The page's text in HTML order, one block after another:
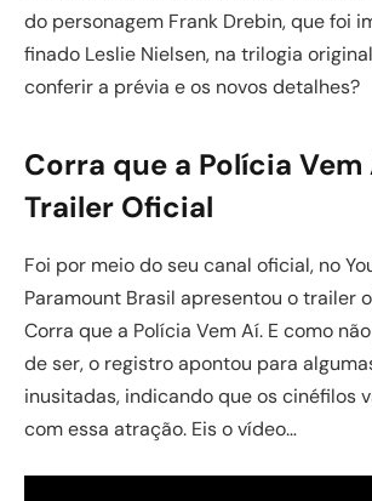
do personagem Frank Drebin, que foi
finado Leslie Nielsen, na trilogia
conferir a prévia e os novos detalhes?
Corra que a Polícia Vem
Trailer Oficial
Foi por meio do seu canal oficial, no
Paramount Brasil apresentou o trailer
Corra que a Polícia Vem Aí. E como
de ser, o registro apontou para
inusitadas, indicando que os cinéfilos
com essa atração. Eis o vídeo…